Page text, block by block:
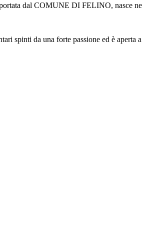
dal COMUNE DI FELINO, nasce
spinti da una forte passione ed è